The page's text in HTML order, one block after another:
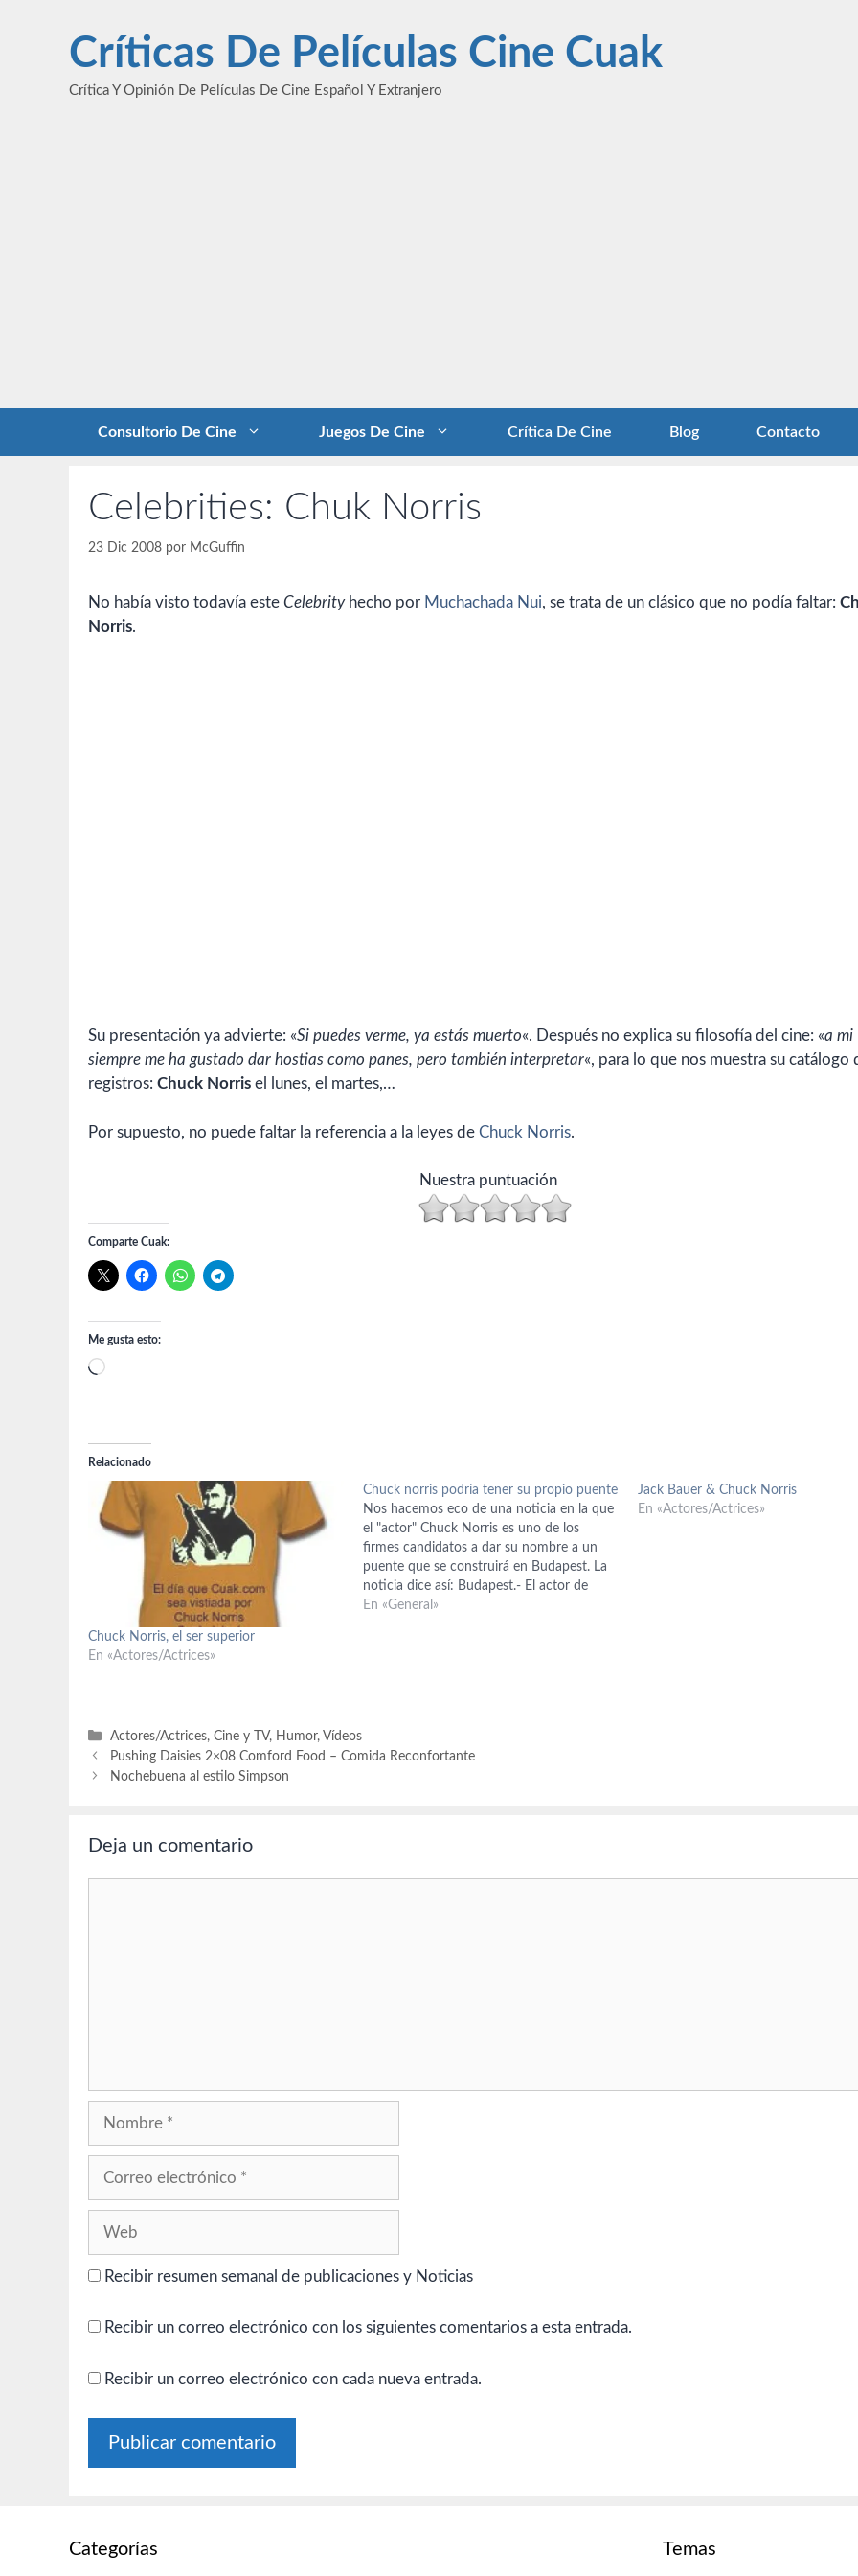
contenidoCríticas De Películas Cine Cuak
Crítica Y Opinión De Películas De Cine Español Y Extranjero
Consultorio De Cine Juegos De Cine Crítica De Cine Blog Contacto
Celebrities: Chuk Norris
23 Dic 2008 por McGuffin
No había visto todavía este Celebrityhecho por Muchachada Nui, se trata de un clásico que no podía faltar:
Norris.
Su presentación ya advierte: «Si puedes verme, ya estás muerto«. Después no explica su filosofía del cine: «a mi
siempre me ha gustado dar hostias como panes, pero también interpretar«, para lo que nos muestra su catálogo
registros: Chuck Norris el lunes, el martes,…
Por supuesto, no puede faltar la referencia a la leyes de Chuck Norris.
Nuestra puntuación
Comparte Cuak:
Me gusta esto:
Cargando...
Relacionado
Chuck Norris, el ser superior
En «Actores/Actrices»
Chuck norris podría tener su propio puente
Nos hacemos eco de una noticia en la que
el "actor" Chuck Norris es uno de los
firmes candidatos a dar su nombre a un
puente que se construirá en Budapest. La
noticia dice así: Budapest.- El actor de
Hollywood Chuck Norris podría dar su
En «General»
Jack Bauer & Chuck Norris
En «Actores/Actrices»
Categorías
Actores/Actrices,Cine y TV, Humor,Vídeos
Pushing Daisies 2×08 Comford Food – Comida Reconfortante
Nochebuena al estilo Simpson
Deja un comentario
Recibir resumen semanal de publicaciones y Noticias
Recibir un correo electrónico con los siguientes comentarios a esta entrada.
Recibir un correo electrónico con cada nueva entrada.
Categorías Temas